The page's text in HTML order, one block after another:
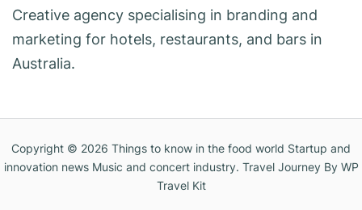
Creative agency specialising in branding and
marketing for hotels, restaurants, and bars in
Australia.
Copyright © 2026 Things to know in the food world Startup and
innovation news Music and concert industry. Travel JourneyBy WP
Travel Kit